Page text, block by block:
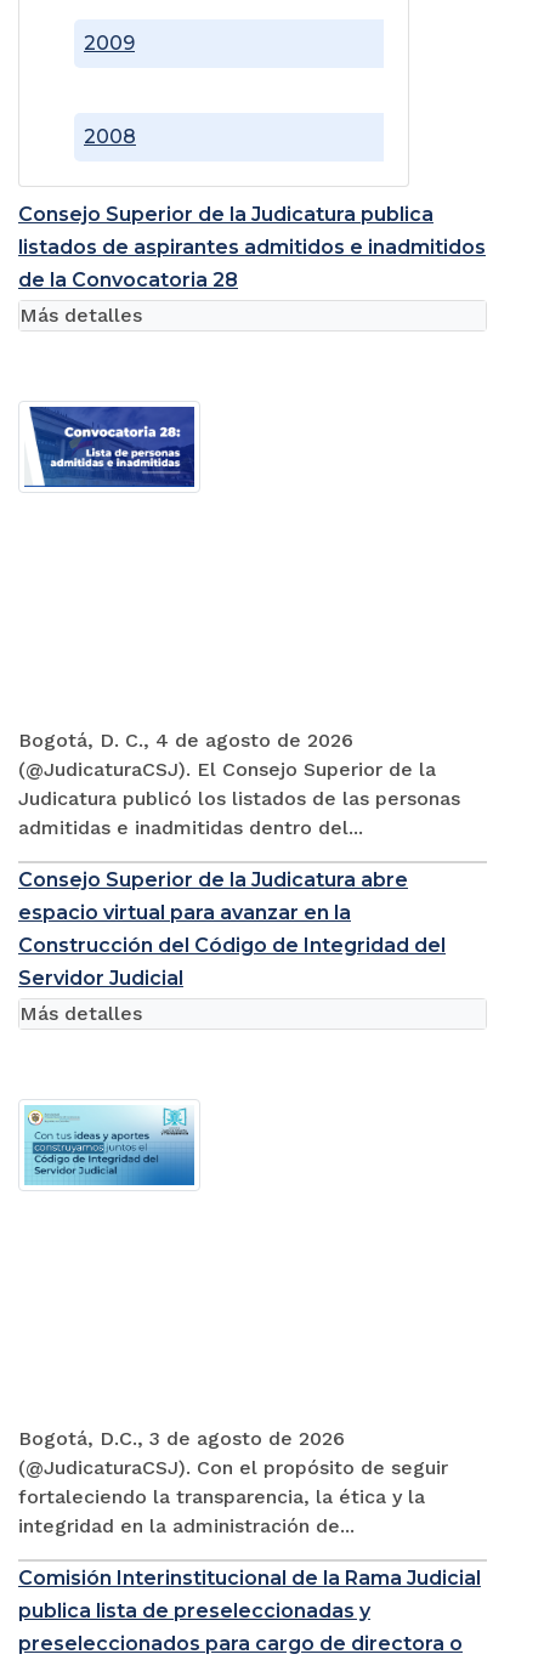
2008
2009
Consejo Superior de la Judicatura publica
listados de aspirantes admitidos e inadmitidos
de la Convocatoria 28
Bogotá, D. C., 4 de agosto de 2026
(@JudicaturaCSJ). El Consejo Superior de la
Judicatura publicó los listados de las personas
admitidas e inadmitidas dentro del...
Más detalles
Consejo Superior de la Judicatura abre
espacio virtual para avanzar en la
Construcción del Código de Integridad del
Servidor Judicial
Bogotá, D.C., 3 de agosto de 2026
(@JudicaturaCSJ). Con el propósito de seguir
fortaleciendo la transparencia, la ética y la
integridad en la administración de...
Más detalles
Comisión Interinstitucional de la Rama Judicial
publica lista de preseleccionadas y
preseleccionados para cargo de directora o